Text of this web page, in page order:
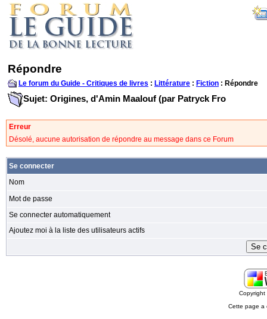
Répondre
Le forum du Guide - Critiques de livres : Littérature : Fiction : Répondre
Sujet: Origines, d'Amin Maalouf (par Patryck Fro
Erreur
Désolé, aucune autorisation de répondre au message dans ce Forum
Se connecter
Nom
Mot de passe
Se connecter automatiquement
Ajoutez moi à la liste des utilisateurs actifs
Cette page a